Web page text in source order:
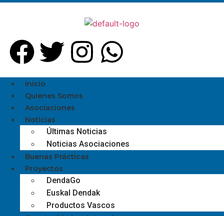
Inicio
Quienes Somos
Asociaciones
Noticias
Últimas Noticias
Noticias Asociaciones
Buenas Prácticas
Proyectos
DendaGo
Euskal Dendak
Productos Vascos